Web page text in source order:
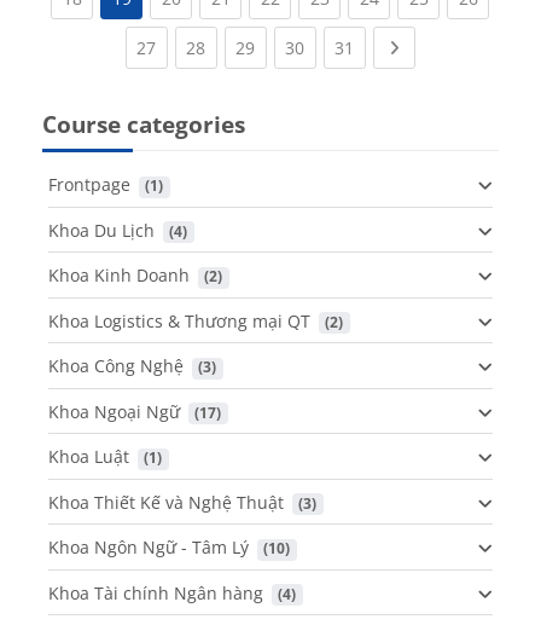
27(current)
28(current)
29(current)
30(current)
31 (current)Next page
Course categories
Frontpage (1)
Khoa Du Lịch (4)
Khoa Kinh Doanh (2)
Khoa Logistics & Thương mại QT (2)
Khoa Công Nghệ (3)
Khoa Ngoại Ngữ (17)
Khoa Luật (1)
Khoa Thiết Kế và Nghệ Thuật (3)
Khoa Ngôn Ngữ - Tâm Lý (10)
Khoa Tài chính Ngân hàng (4)